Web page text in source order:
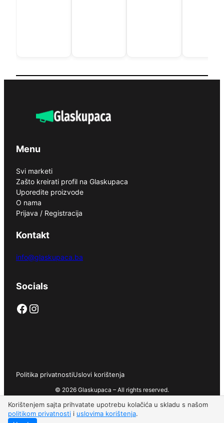
Korištenjem sajta prihvatate upotrebu kolačića u skladu s našom
politikom privatnosti i uslovima korištenja.
Menu
Svi marketi
Zašto kreirati profil na Glaskupaca
Uporedite proizvode
O nama
Prijava / Registracija
Kontakt
info@glaskupaca.ba
Socials
Facebook Instagram
Politika privatnostiUslovi korištenja
© 2026 Glaskupaca – All rights reserved.